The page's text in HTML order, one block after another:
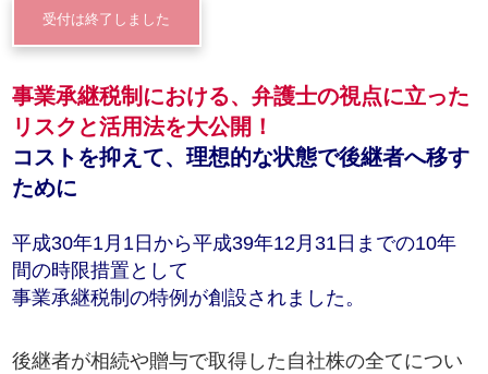
受付は終了しました
事業承継税制における、弁護士の視点に立った
リスクと活用法を大公開！
コストを抑えて、理想的な状態で後継者へ移す
ために
平成30年1月1日から平成39年12月31日までの10年
間の時限措置として
事業承継税制の特例が創設されました。
後継者が相続や贈与で取得した自社株の全てについ